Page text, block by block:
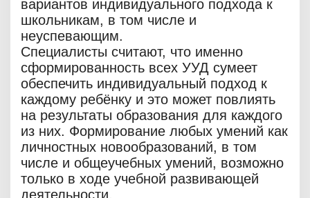
вариантов индивидуального подхода к
школьникам, в том числе и
неуспевающим.
Специалисты считают, что именно
сформированность всех УУД сумеет
обеспечить индивидуальный подход к
каждому ребёнку и это может повлиять
на результаты образования для каждого
из них. Формирование любых умений как
личностных новообразований, в том
числе и общеучебных умений, возможно
только в ходе учебной развивающей
деятельности.